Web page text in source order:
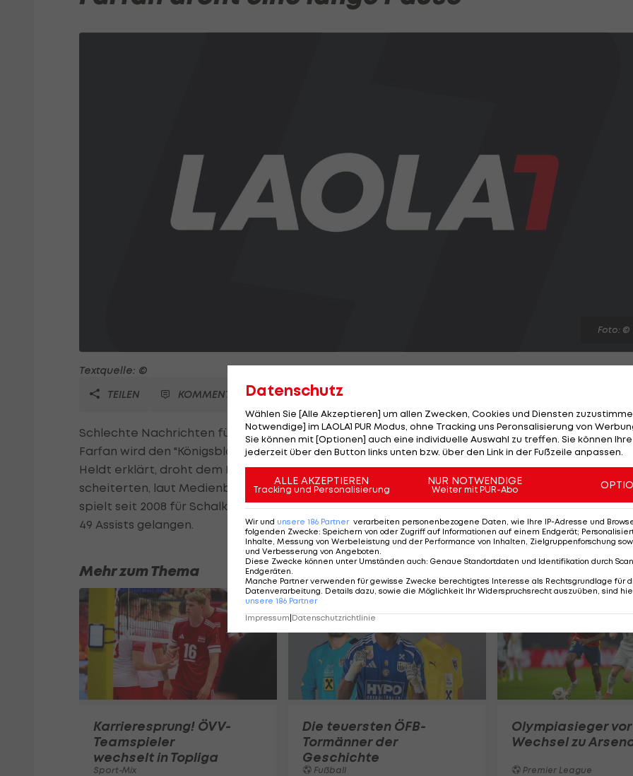
Foto: ©
Textquelle: ©
TEILEN
KOMMENTARE
Schlechte Nachrichten für alle Fans des deutschen Bundesligisten FC Schalke 04. Jefferson
Farfan wird den "Königsblauen" voraussichtlich mehrere Wochen fehlen. Wie Sportvorstand
Heldt erklärt, droht dem Peruaner eine Knie-Operation. Konservative Behandlungsversuche
scheiterten, laut Medienberichten soll der 29-Jährige an einem Knorpelschaden leiden. Farfan
spielt seit 2008 für Schalke und hat 161 Bundesliga-Spiele bestritten, in denen ihm 39 Treffer
49 Assists gelangen.
Mehr zum Thema
Karrieresprung! ÖVV-
Teamspieler
wechselt in Topliga
Sport-Mix
Die teuersten ÖFB-
Tormänner der
Geschichte
Fußball
Olympiasieger vor
Wechsel zu
Premier League
Datenschutz
Wählen Sie [Alle Akzeptieren] um allen Zwecken, Cookies und Diensten
Notwendige] im LAOLA1 PUR Modus, ohne Tracking uns Peronsalisierung von
Sie können mit [Optionen] auch eine individuelle Auswahl zu treffen. Sie können
jederzeit über den Button links unten bzw. über den Link in der Fußzeile anpassen.
ALLE AKZEPTIEREN
Tracking und Personalisierung
NUR NOTWENDIGE
Weiter mit PUR-Abo
Wir und unsere 186 Partner verarbeiten personenbezogene Daten, wie Ihre IP-Adresse und
folgenden Zwecke: Speichern von oder Zugriff auf Informationen auf einem Endgerät;
Inhalte, Messung von Werbeleistung und der Performance von Inhalten, Zielgruppenforschung
und Verbesserung von Angeboten
Diese Zwecke können unter Umständen auch: Genaue Standortdaten und Identifikation durch
Endgeräten
Manche Partner verwenden für gewisse Zwecke berechtigtes Interesse als Rechtsgrundlage für
Datenverarbeitung. Details dazu, sowie die Möglichkeit Ihr Widerspruchsrecht auszuüben, sind
unsere 186 Partner
Impressum|Datenschutzrichtlinie